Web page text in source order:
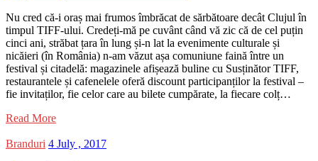
Nu cred că-i oraș mai frumos îmbrăcat de sărbătoare decât Clujul în
timpul TIFF-ului. Credeți-mă pe cuvânt când vă zic că de cel puțin
cinci ani, străbat țara în lung și-n lat la evenimente culturale și
nicăieri (în România) n-am văzut așa comuniune faină între un
festival și citadelă: magazinele afișează buline cu Susținător TIFF,
restaurantele și cafenelele oferă discount participanților la festival –
fie invitaților, fie celor care au bilete cumpărate, la fiecare colț…
Read More
Branduri 4 July , 2017